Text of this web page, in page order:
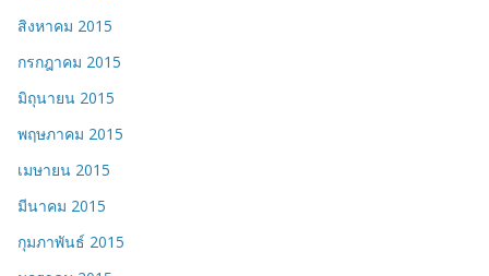
สิงหาคม 2015
กรกฎาคม 2015
มิถุนายน 2015
พฤษภาคม 2015
เมษายน 2015
มีนาคม 2015
กุมภาพันธ์ 2015